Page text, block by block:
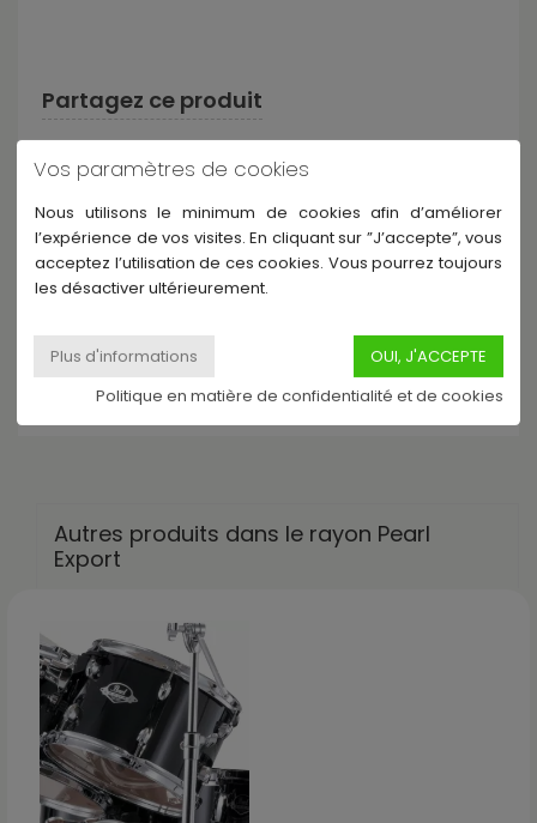
Partagez ce produit
Description
Muffler grosse caisse : Non
Cymbales incluses : Non
Accessoires inclus : Non
Autres produits dans le rayon Pearl
Export
Vos paramètres de cookies
Nous utilisons le minimum de cookies afin d’améliorer
l’expérience de vos visites. En cliquant sur ”J’accepte”, vous
acceptez l’utilisation de ces cookies. Vous pourrez toujours
les désactiver ultérieurement.
Politique en matière de confidentialité et de cookies